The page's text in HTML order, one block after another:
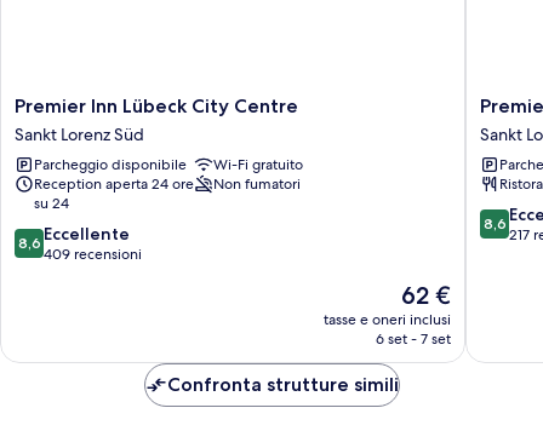
Premier
Inn
Lübeck
City
Centre
Sankt
Lorenz
Süd
Premier Inn Lübeck City Centre
Sankt Lorenz Süd
Parcheggio disponibile
Wi-Fi gratuito
Reception aperta 24 ore
su 24
Non fumatori
8.6
su
8,6 Eccellente
409 recensioni
Il
prezzo
attuale
62 €
tasse e oneri inclusi
6 set - 7 set
Premier
Inn
Lübeck
City
Sankt
Lorenz
Sankt
8.6
su
8,6
217
Confronta strutture simili